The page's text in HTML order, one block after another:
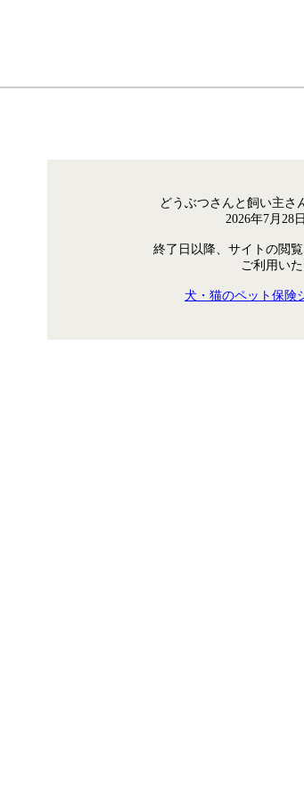
どうぶつさんと飼い主さ
2026年7月28
終了日以降、サイトの閲
ご利用い
犬・猫のペット保険